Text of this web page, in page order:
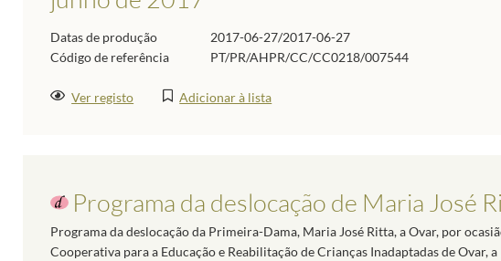
Datas de produção
2017-06-27/2017-06-27
Código de referência
PT/PR/AHPR/CC/CC0218/007544
Ver registo Adicionar à lista
Programa da deslocação de Maria José
Programa da deslocação da Primeira-Dama, Maria José Ritta, a Ovar, por
Cooperativa para a Educação e Reabilitação de Crianças Inadaptadas de Ovar,